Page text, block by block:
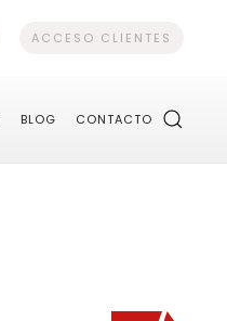
ACCESO CLIENTES
BLOG CONTACTO